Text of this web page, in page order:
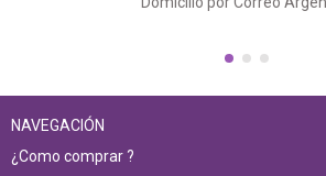
NAVEGACIÓN
¿Como comprar ?